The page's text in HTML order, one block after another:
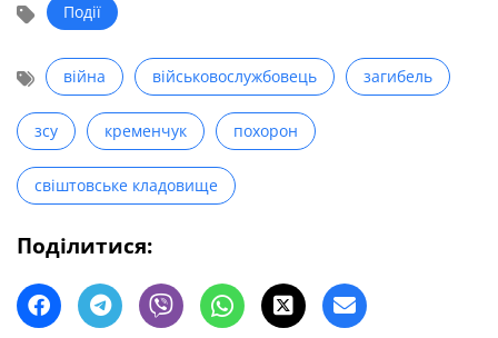
Події
війна військовослужбовець загибель
зсу кременчук похорон
свіштовське кладовище
Поділитися: